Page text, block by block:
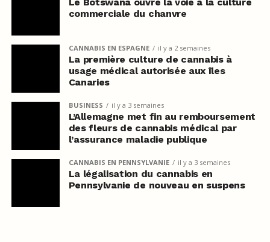
commerciale du chanvre
CANNABIS EN ESPAGNE il y a 2 semaines
La première culture de cannabis à
usage médical autorisée aux îles
Canaries
BUSINESS il y a 3 semaines
L’Allemagne met fin au remboursement
des fleurs de cannabis médical par
l’assurance maladie publique
CANNABIS EN PENNSYLVANIE il y a 3 semaines
La légalisation du cannabis en
Pennsylvanie de nouveau en suspens